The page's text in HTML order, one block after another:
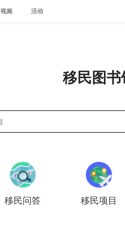
视频 活动
移民图书
移民问答 移民项目